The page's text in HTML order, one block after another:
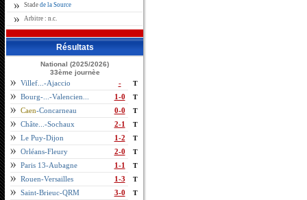
Stade de la Source
Arbitre : n.c.
Résultats
National (2025/2026)
33ème journèe
Villef...-Ajaccio - T
Bourg-...-Valencien... 1-0 T
Caen-Concarneau 0-0 T
Châte...-Sochaux 2-1 T
Le Puy-Dijon 1-2 T
Orléans-Fleury 2-0 T
Paris 13-Aubagne 1-1 T
Rouen-Versailles 1-3 T
Saint-Brieuc-QRM 3-0 T